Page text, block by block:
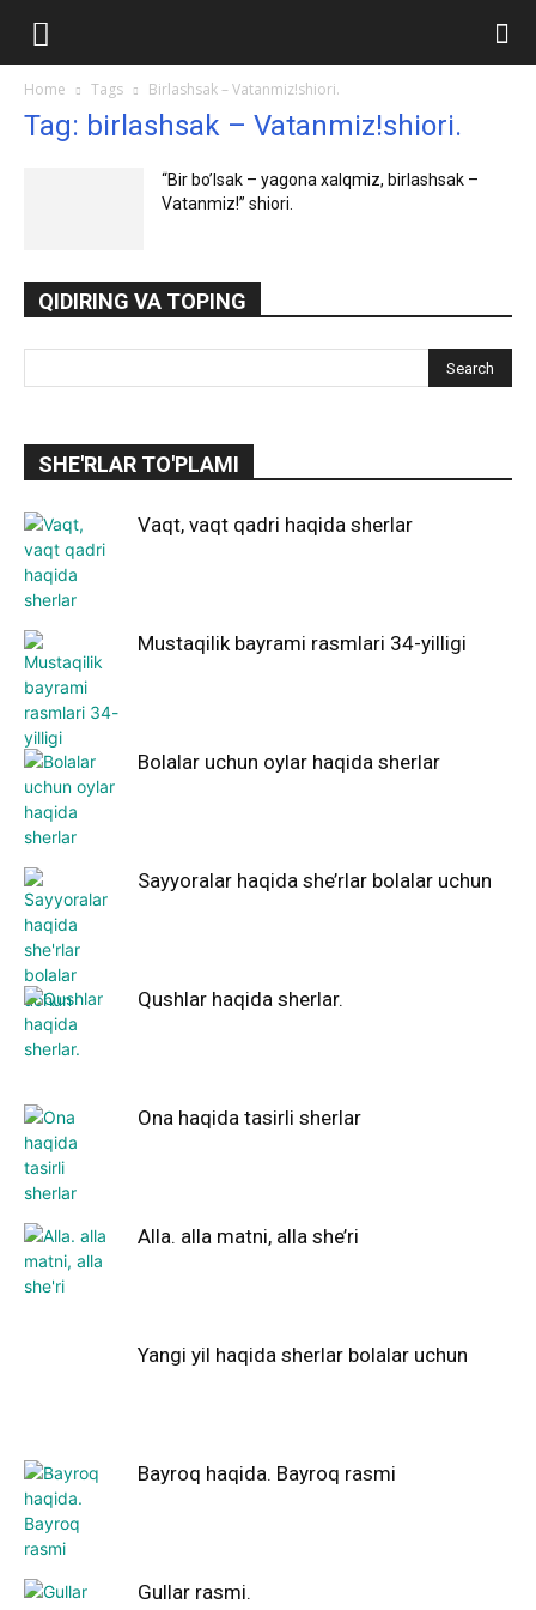
Home Tags Birlashsak – Vatanmiz!shiori.
Tag: birlashsak – Vatanmiz!shiori.
“Bir bo’lsak – yagona xalqmiz, birlashsak –
Vatanmiz!” shiori.
QIDIRING VA TOPING
SHE'RLAR TO'PLAMI
Vaqt, vaqt qadri haqida sherlar
Mustaqilik bayrami rasmlari 34-yilligi
Bolalar uchun oylar haqida sherlar
Sayyoralar haqida she’rlar bolalar uchun
Qushlar haqida sherlar.
Ona haqida tasirli sherlar
Alla. alla matni, alla she’ri
Yangi yil haqida sherlar bolalar uchun
Bayroq haqida. Bayroq rasmi
Gullar rasmi.